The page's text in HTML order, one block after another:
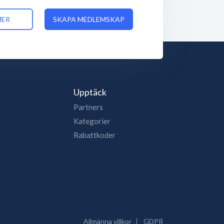
SKAPA MEDLEMSKAP
Upptäck
Partners
Kategorier
Rabattkoder
Allmänna villkor GDPR